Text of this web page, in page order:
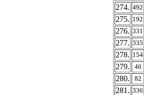
274. 492
275. 192
276. 331
277. 335
278. 154
279.
46
280.
82
281. 336